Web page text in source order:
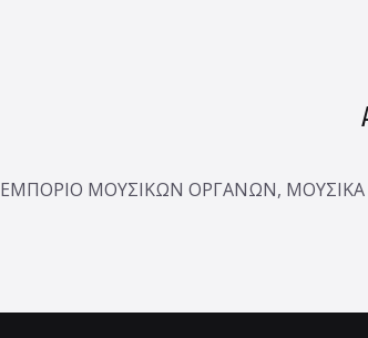
ΕΜΠΟΡΙΟ ΜΟΥΣΙΚΩΝ ΟΡΓΑΝΩΝ, ΜΟΥΣΙΚΑ